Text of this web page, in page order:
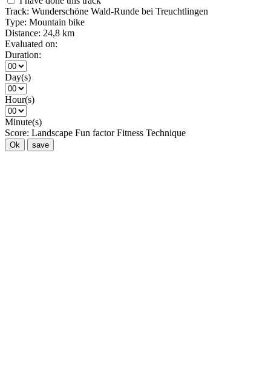
Track: Wunderschöne Wald-Runde bei Treuchtlingen
Type: Mountain bike
Distance: 24,8 km
Evaluated on:
Duration:
Day(s)
Hour(s)
Minute(s)
Score: Landscape Fun factor Fitness Technique
Ok save